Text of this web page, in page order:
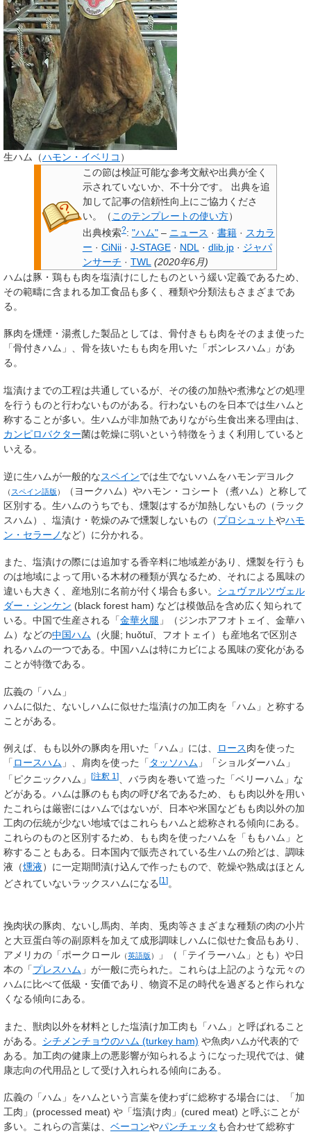
生ハム（ハモン・イベリコ ）
この節は検証可能な参考文献や出典が全く
示されていないか、不十分です。
出典を追
加して記事の信頼性向上にご協力くださ
い。
（ このテンプレートの使い方）
出典検索?: "ハム"– ニュース · 書籍 · スカラ
ー · CiNii · J-STAGE · NDL · dlib.jp · ジャパ
ンサーチ · TWL (2020年6月)
ハムは豚・鶏もも肉を塩漬けにしたものという緩い定義であるため、
その範疇に含まれる加工食品も多く、種類や分類法もさまざまであ
る。
豚肉を燻煙・湯煮した製品としては、骨付きもも肉をそのまま使った
「骨付きハム」、骨を抜いたもも肉を用いた「ボンレスハム」があ
る。
塩漬けまでの工程は共通しているが、その後の加熱や煮沸などの処理
を行うものと行わないものがある。行わないものを日本では生ハム と
称することが多い。生ハムが非加熱でありながら生食出来る理由は、
カンピロバクター菌は乾燥に弱いという特徴をうまく利用していると
いえる。
逆に生ハムが一般的なスペインでは生でないハムをハモンデヨルク
（ スペイン語版 ）
（ヨークハム）やハモン・コシート（煮ハム）と称して
区別する。生ハムのうちでも、燻製はするが加熱しないもの（ラック
スハム）、塩漬け・乾燥のみで燻製しないもの（プロシュットやハモ
ン・セラーノ など）に分かれる。
また、塩漬けの際には追加する香辛料に地域差があり、燻製を行うも
のは地域によって用いる木材の種類が異なるため、それによる風味の
違いも大きく、産地別に名前が付く場合も多い。 シュヴァルツヴェル
ダー・シンケン (black forest ham) などは模倣品を含め広く知られて
いる。中国で生産される「金華火腿 」（ジンホアフオトェイ、金華ハ
ム）などの中国ハム （火腿; huǒtuǐ、フオトェイ）も産地名で区別さ
れるハムの一つである。中国ハムは特にカビによる風味の変化がある
ことが特徴である。
広義の「ハム」
ハムに似た、ないしハムに似せた塩漬けの加工肉を「ハム」と称する
ことがある。
例えば、もも以外の豚肉を用いた「ハム」には、 ロース肉を使った
「 ロースハム 」、肩肉を使った「 タッソハム 」「ショルダーハム」
「ピクニックハム」
[注釈 1 ]、バラ肉を巻いて造った「ベリーハム」な
どがある。ハムは豚のもも肉の呼び名であるため、もも肉以外を用い
たこれらは厳密にはハムではないが、日本や米国などもも肉以外の加
工肉の伝統が少ない地域ではこれらもハムと総称される傾向にある。
これらのものと区別するため、もも肉を使ったハムを「ももハム」と
称することもある。日本国内で販売されている生ハムの殆どは、調味
液（燻液）に一定期間漬け込んで作ったもので、乾燥や熟成はほとん
どされていないラックスハムになる [1 ]。
挽肉状の豚肉、ないし馬肉、羊肉、兎肉等さまざまな種類の肉の小片
と大豆蛋白等の副原料を加えて成形調味しハムに似せた食品もあり、
アメリカの「ポークロール （英語版 ）
」（「テイラーハム」とも）や日
本の「プレスハム 」が一般に売られた。これらは上記のような元々の
ハムに比べて低級・安価であり、物資不足の時代を過ぎると作られな
くなる傾向にある。
また、獣肉以外を材料とした塩漬け加工肉も「ハム」と呼ばれること
がある。 シチメンチョウのハム (turkey ham) や魚肉ハムが代表的で
ある。加工肉の健康上の悪影響が知られるようになった現代では、健
康志向の代用品として受け入れられる傾向にある。
広義の「ハム」をハムという言葉を使わずに総称する場合には、「加
工肉」(processed meat) や「塩漬け肉」(cured meat) と呼ぶことが
多い。これらの言葉は、 ベーコンやパンチェッタ も合わせて総称す